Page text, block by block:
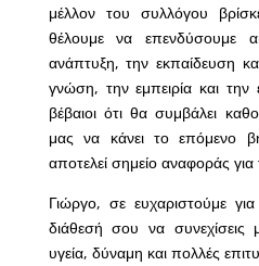
μέλλον του συλλόγου
θέλουμε να επενδύσουμε
ανάπτυξη, την εκπαίδευση
γνώση, την εμπειρία και την
βέβαιοι ότι θα συμβάλει
μας να κάνει το επόμενο
αποτελεί σημείο αναφοράς για
Γιώργο, σε ευχαριστούμε
διάθεσή σου να
υγεία, δύναμη και πολλές